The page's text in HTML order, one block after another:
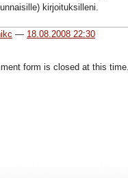
kirjoituksilleni.
— 18.08.2008 22:30
form is closed at this time.